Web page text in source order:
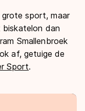
sport, maar
dan
Smallenbroek
af, getuige de
Sport.